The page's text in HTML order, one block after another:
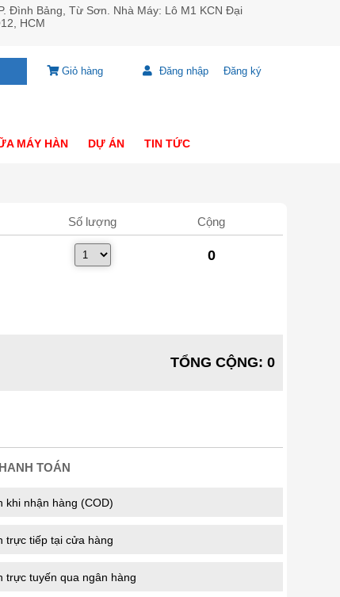
Đình Bảng, Từ Sơn. Nhà Máy: Lô M1 KCN Đại
HCM
Giỏ hàng Đăng nhập Đăng ký
MÁY HÀN DỰ ÁN TIN TỨC
Số lượng Cộng
0
TỔNG CỘNG: 0
TOÁN
khi nhận hàng (COD)
trực tiếp tại cửa hàng
trực tuyến qua ngân hàng